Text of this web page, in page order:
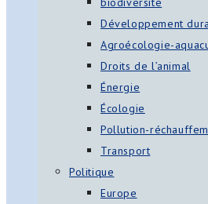
Développement
Agroécologie-
Droits de l’animal
Énergie
Écologie
Pollution-
Transport
Politique
Europe